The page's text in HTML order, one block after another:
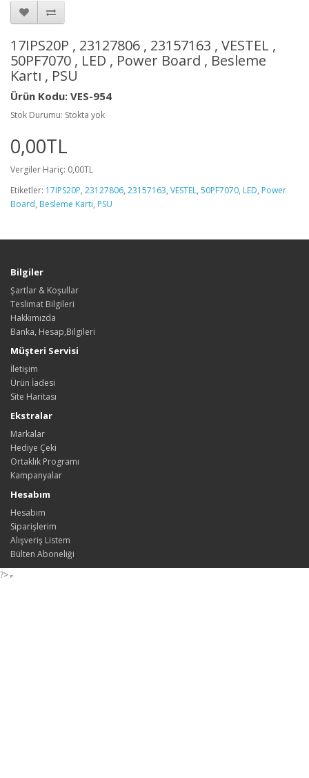
17IPS20P , 23127806 , 23157163 , VESTEL ,
50PF7070 , LED , Power Board , Besleme
Kartı , PSU
Ürün Kodu: VES-954
Stok Durumu: Stokta yok
0,00TL
Vergiler Hariç: 0,00TL
Etiketler: 17IPS20P, 23127806, 23157163, VESTEL, 50PF7070, LED, Power
Board, Besleme Kartı, PSU
Bilgiler
Şartlar & Koşullar
Teslimat Bilgileri
Hakkımızda
Banka, Hesap,Bilgileri
Müşteri Servisi
İletişim
Ürün İadesi
Site Haritası
Ekstralar
Markalar
Hediye Çeki
Ortaklık Programı
Kampanyalar
Hesabım
Hesabım
Siparişlerim
Alışveriş Listem
Bülten Aboneliği
?>